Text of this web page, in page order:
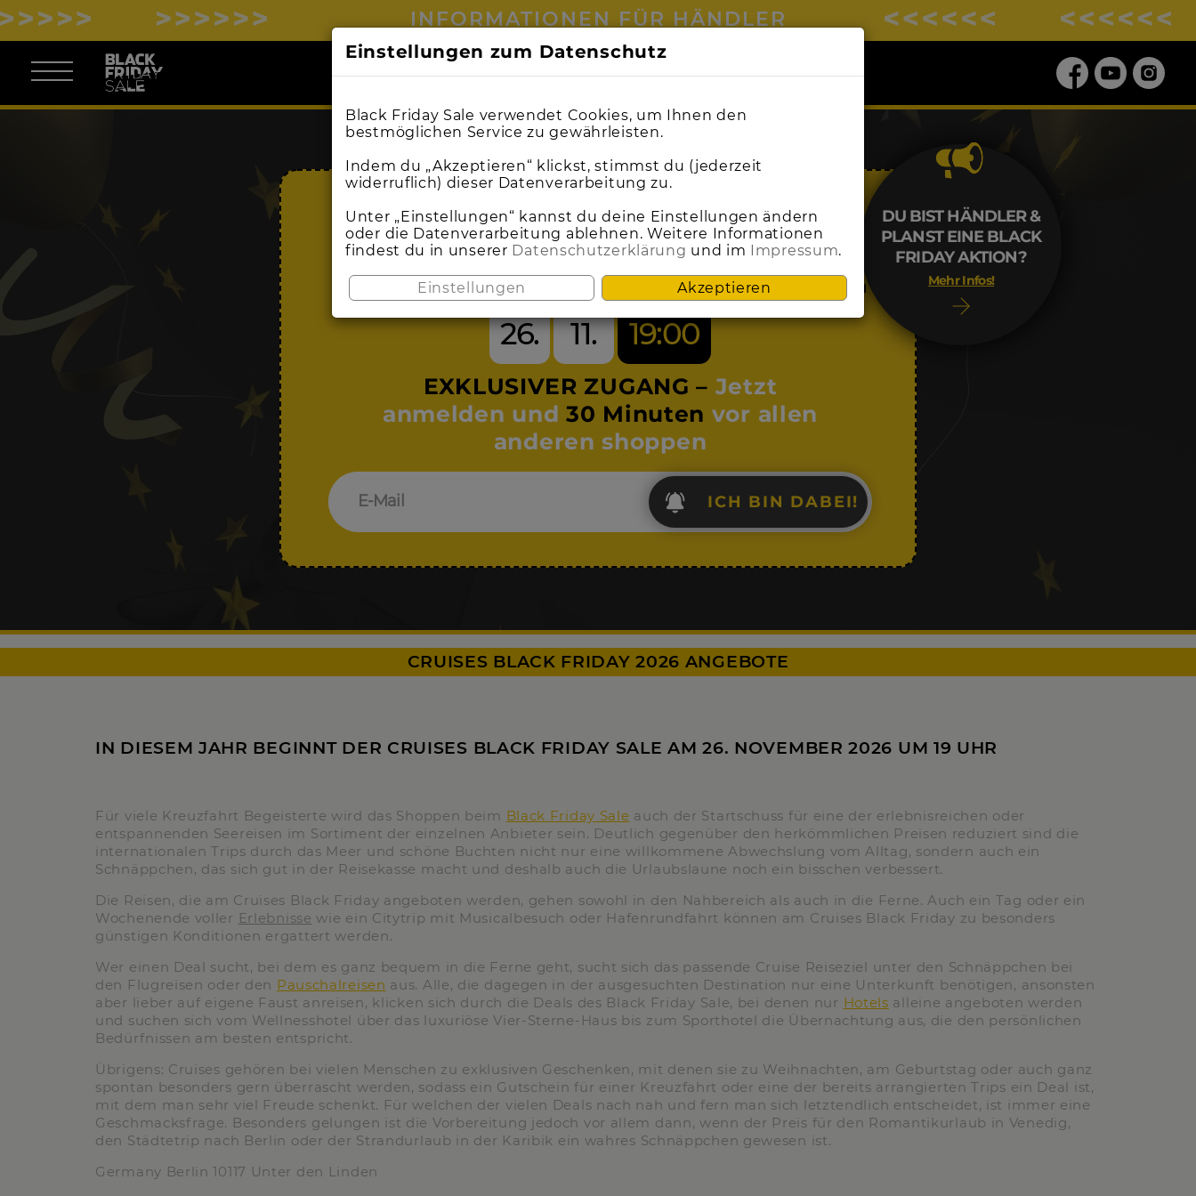
INFORMATIONEN FÜR HÄNDLER
0
0
1
1 0
0
1
1 9
9
0
0 0
0
2
2 0
0
2
2 0
0
5
5 0
0
9
9 5
4
4 5
5
4
DU BIST HÄNDLER &
PLANST EINE BLACK
FRIDAY AKTION?
Mehr Infos!
SEI DABEI BEIM
BLACK FRIDAY SALE
26. 11. 19:00
EXKLUSIVER ZUGANG – Jetzt
anmelden und 30 Minuten vor allen
anderen shoppen
ICH BIN DABEI!
CRUISES BLACK FRIDAY 2026 ANGEBOTE
IN DIESEM JAHR BEGINNT DER CRUISES BLACK FRIDAY SALE AM26. NOVEMBER 2026 UM 19 UHR
Für viele Kreuzfahrt Begeisterte wird das Shoppen beim Black Friday Sale auch der Startschuss für eine der erlebnisreichen oder
entspannenden Seereisen im Sortiment der einzelnen Anbieter sein. Deutlich gegenüber den herkömmlichen Preisen reduziert sind die
internationalen Trips durch das Meer und schöne Buchten nicht nur eine willkommene Abwechslung vom Alltag, sondern auch ein
Schnäppchen, das sich gut in der Reisekasse macht und deshalb auch die Urlaubslaune noch ein bisschen verbessert.
Die Reisen, die am Cruises Black Friday angeboten werden, gehen sowohl in den Nahbereich als auch in die Ferne. Auch ein Tag oder ein
Wochenende voller Erlebnisse wie ein Citytrip mit Musicalbesuch oder Hafenrundfahrt können am Cruises Black Friday zu besonders
günstigen Konditionen ergattert werden.
Wer einen Deal sucht, bei dem es ganz bequem in die Ferne geht, sucht sich das passende Cruise Reiseziel unter den Schnäppchen bei
den Flugreisen oder den Pauschalreisen aus. Alle, die dagegen in der ausgesuchten Destination nur eine Unterkunft benötigen, ansonsten
aber lieber auf eigene Faust anreisen, klicken sich durch die Deals des Black Friday Sale, bei denen nur Hotels alleine angeboten werden
und suchen sich vom Wellnesshotel über das luxuriöse Vier-Sterne-Haus bis zum Sporthotel die Übernachtung aus, die den persönlichen
Bedürfnissen am besten entspricht.
Übrigens: Cruises gehören bei vielen Menschen zu exklusiven Geschenken, mit denen sie zu Weihnachten, am Geburtstag oder auch ganz
spontan besonders gern überrascht werden, sodass ein Gutschein für einer Kreuzfahrt oder eine der bereits arrangierten Trips ein Deal ist,
mit dem man sehr viel Freude schenkt. Für welchen der vielen Deals nach nah und fern man sich letztendlich entscheidet, ist immer eine
Geschmacksfrage. Besonders gelungen ist die Vorbereitung jedoch vor allem dann, wenn der Preis für den Romantikurlaub in Venedig,
den Städtetrip nach Berlin oder der Strandurlaub in der Karibik ein wahres Schnäppchen gewesen ist.
Germany Berlin 10117 Unter den Linden
Einstellungen zum Datenschutz
Black Friday Sale verwendet Cookies, um Ihnen den
bestmöglichen Service zu gewährleisten.
Indem du „Akzeptieren“ klickst, stimmst du (jederzeit
widerruflich) dieser Datenverarbeitung zu.
Unter „Einstellungen“ kannst du deine Einstellungen ändern
oder die Datenverarbeitung ablehnen. Weitere Informationen
findest du in unserer Datenschutzerklärung und im Impressum.
Einstellungen Akzeptieren